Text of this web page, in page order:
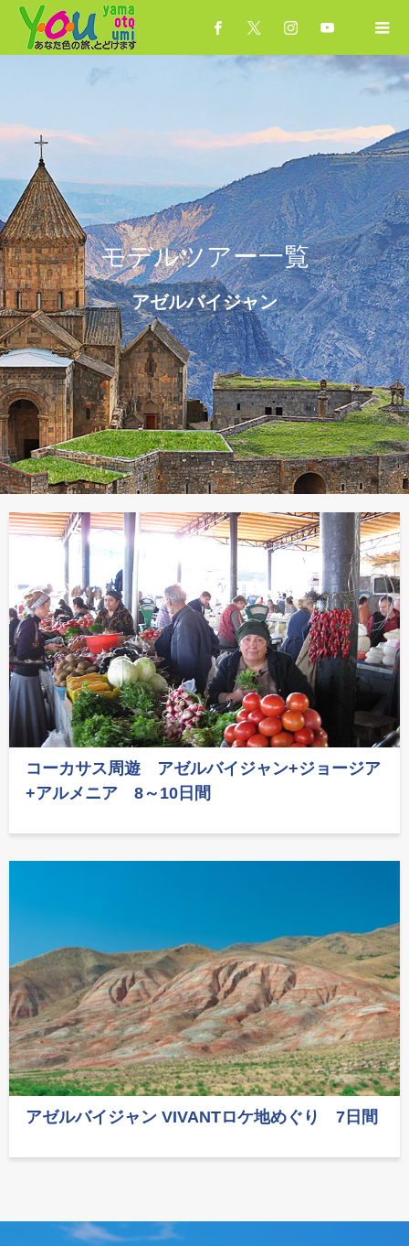
モデルツアー一覧
アゼルバイジャン
コーカサス周遊 アゼルバイジャン+ジョージア
+アルメニア 8～10日間
アゼルバイジャン VIVANTロケ地めぐり 7日間